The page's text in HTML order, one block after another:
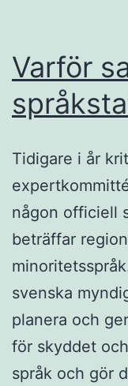
Varför
Tidigare i år
någon officiell
beträffar
svenska
planera och
för skyddet
språk och gör